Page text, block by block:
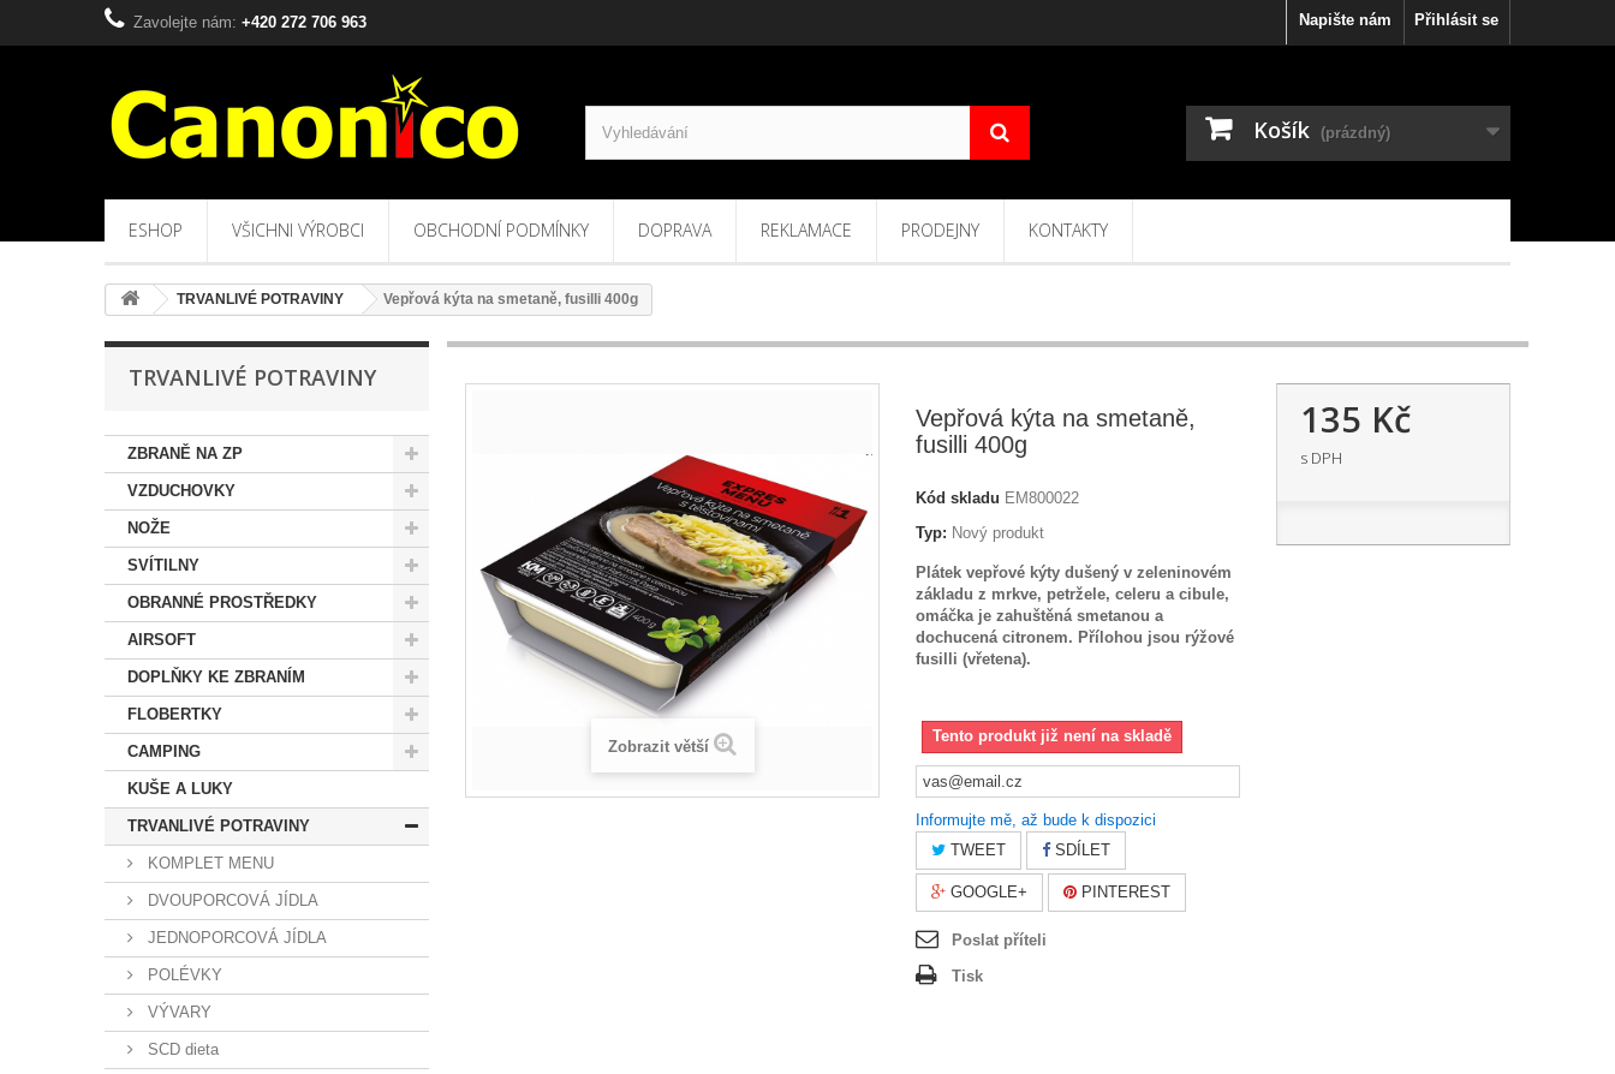
Přihlásit se
Napište nám
Zavolejte nám: +420 272 706 963
Košík (prázdný)
ESHOP VŠICHNI VÝROBCI OBCHODNÍ PODMÍNKY DOPRAVA REKLAMACE PRODEJNY KONTAKTY
TRVANLIVÉ POTRAVINY Vepřová kýta na smetaně, fusilli 400g
TRVANLIVÉ POTRAVINY
ZBRANĚ NA ZP
VZDUCHOVKY
NOŽE
SVÍTILNY
OBRANNÉ PROSTŘEDKY
AIRSOFT
DOPLŇKY KE ZBRANÍM
FLOBERTKY
CAMPING
KUŠE A LUKY
TRVANLIVÉ POTRAVINY
KOMPLET MENU
DVOUPORCOVÁ JÍDLA
JEDNOPORCOVÁ JÍDLA
POLÉVKY
VÝVARY
SCD dieta
Zobrazit větší
Vepřová kýta na smetaně,
fusilli 400g
Kód skladu EM800022
Typ: Nový produkt
Plátek vepřové kýty dušený v zeleninovém
základu z mrkve, petržele, celeru a cibule,
omáčka je zahuštěná smetanou a
dochucená citronem. Přílohou jsou rýžové
fusilli (vřetena).
Tento produkt již není na skladě
Informujte mě, až bude k dispozici
TWEET
SDÍLET
GOOGLE+ PINTEREST
Poslat příteli
Tisk
135 Kč
s DPH